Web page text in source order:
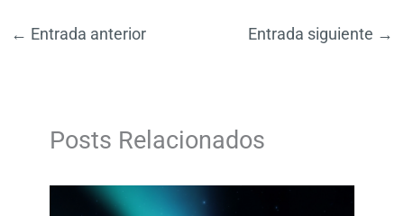
c
n
d
I
n
a
A
p
p
i
n
k
← Entrada anterior Entrada siguiente →
Posts Relacionados